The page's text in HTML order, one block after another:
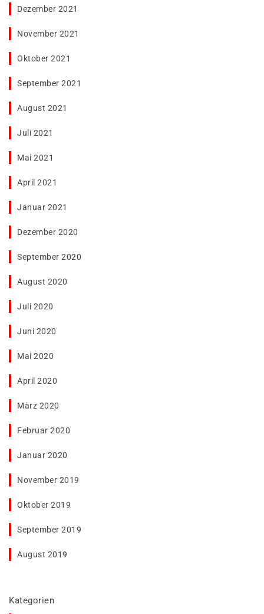
Dezember 2021
November 2021
Oktober 2021
September 2021
August 2021
Juli 2021
Mai 2021
April 2021
Januar 2021
Dezember 2020
September 2020
August 2020
Juli 2020
Juni 2020
Mai 2020
April 2020
März 2020
Februar 2020
Januar 2020
November 2019
Oktober 2019
September 2019
August 2019
Kategorien